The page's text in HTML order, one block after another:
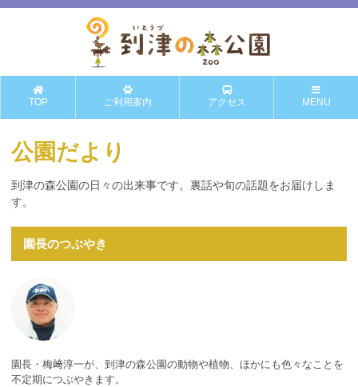
TOP ご利用案内 アクセス MENU
公園だより
到津の森公園の日々の出来事です。裏話や旬の話題をお届けしま
す。
園長のつぶやき
園長・梅﨑淳一が、到津の森公園の動物や植物、ほかにも色々なことを
不定期につぶやきます。